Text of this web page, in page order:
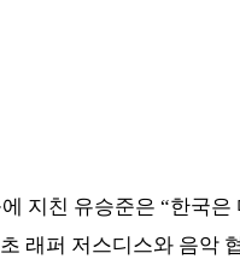
지친 유승준은 “한국
래퍼 저스디스와 음악